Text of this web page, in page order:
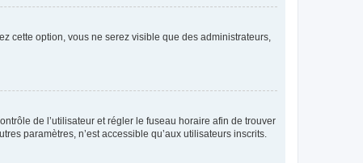
cette option, vous ne serez visible que des administrateurs,
de l’utilisateur et régler le fuseau horaire afin de trouver
paramètres, n’est accessible qu’aux utilisateurs inscrits.